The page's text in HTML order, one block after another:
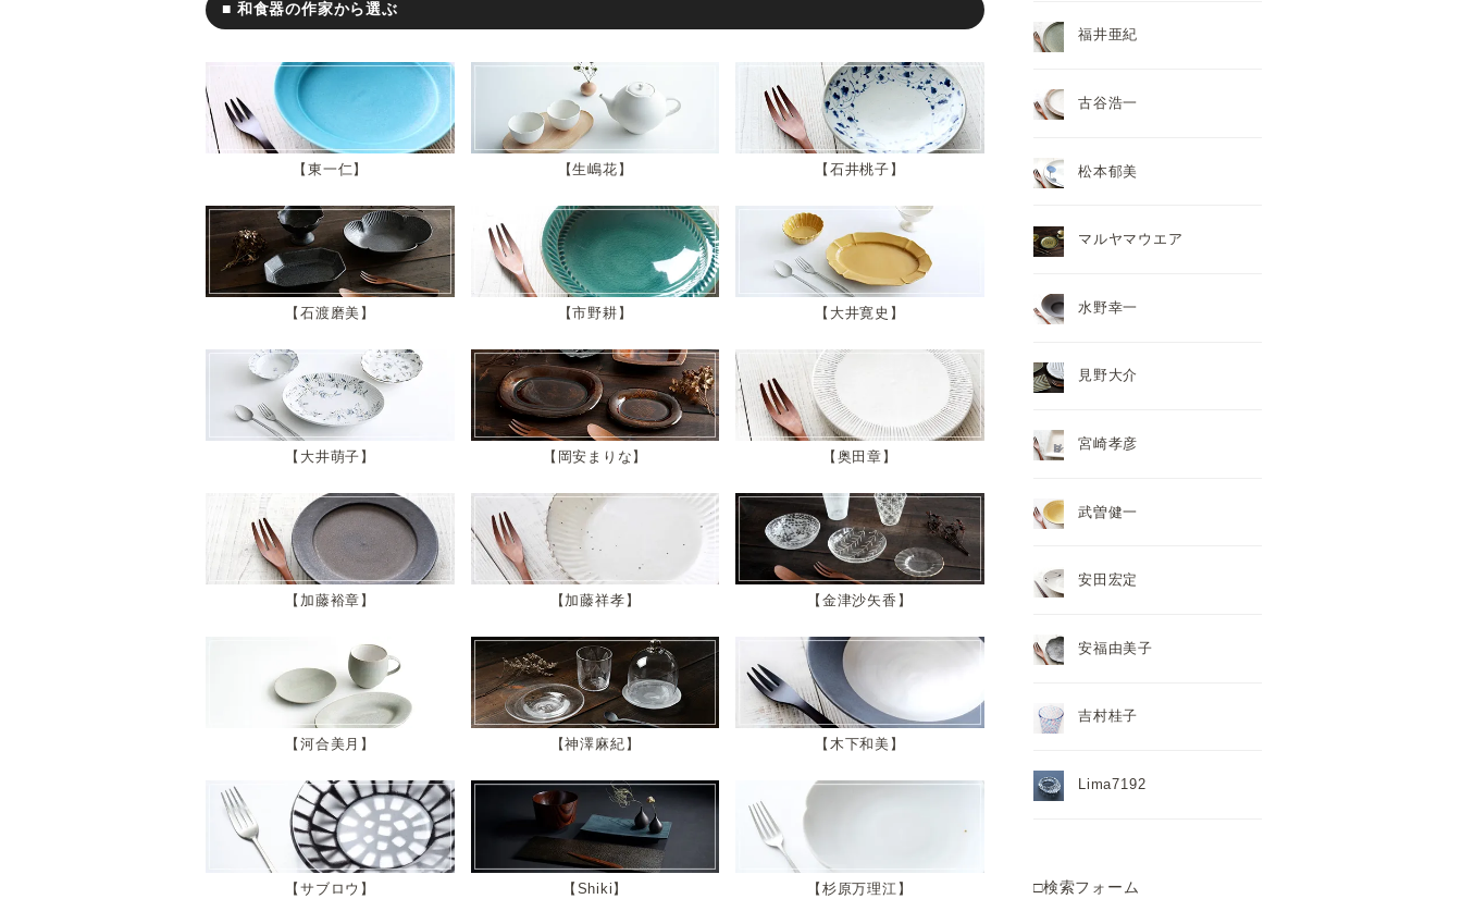
■ 和食器の作家から選ぶ
東一仁 生嶋花 石井桃子
石渡磨美 市野耕 大井寛史
大井萌子 岡安まりな 奥田章
加藤裕章 加藤祥孝 金津沙矢香
河合美月 神澤麻紀 木下和美
サブロウ Shiki 杉原万理江
福井亜紀
古谷浩一
松本郁美
マルヤマウエア
水野幸一
見野大介
宮崎孝彦
武曽健一
安田宏定
安福由美子
吉村桂子
Lima7192
□検索フォーム